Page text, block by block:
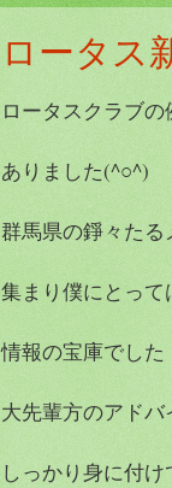
ロータス
ロータスクラブの
ありました(^○^)
群馬県の錚々たる
集まり僕にとって
情報の宝庫でし
大先輩方のアドバ
しっかり身に付